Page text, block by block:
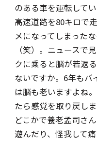
のある車を運転して
高速道路を80キロで
メになってしまった
（笑）。ニュースで
クに乗ると脳が若返
ないですか。6年も
は脳も老いますよね
たら感覚を取り戻しま
どこかで養老孟司さ
遊んだり、怪我して